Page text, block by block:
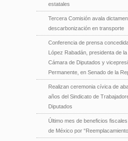
estatales
Tercera Comisión avala
descarbonización en transporte
Conferencia de prensa
López Rabadán, presidenta de
Cámara de Diputados y
Permanente, en Senado de la
Realizan ceremonia cívica de
años del Sindicato de
Diputados
Último mes de beneficios
de México por